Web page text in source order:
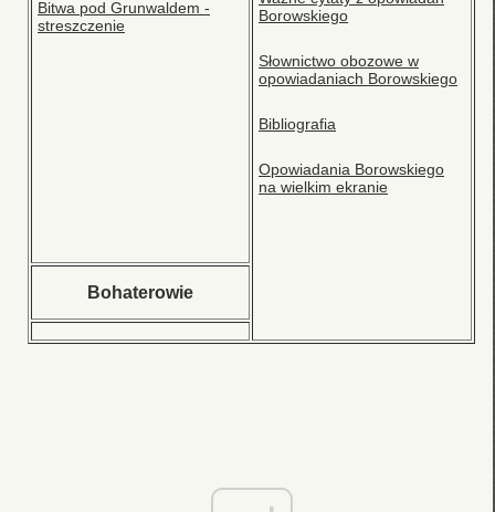
Bitwa pod Grunwaldem -
streszczenie
Borowskiego
Słownictwo obozowe w
opowiadaniach Borowskiego
Bibliografia
Opowiadania Borowskiego
na wielkim ekranie
Bohaterowie